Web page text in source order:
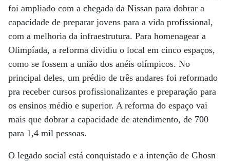
foi ampliado com a chegada da Nissan para dobrar a
capacidade de preparar jovens para a vida profissional,
com a melhoria da infraestrutura. Para homenagear a
Olimpíada, a reforma dividiu o local em cinco espaços,
como se fossem a união dos anéis olímpicos. No
principal deles, um prédio de três andares foi reformado
pra receber cursos profissionalizantes e preparação para
os ensinos médio e superior. A reforma do espaço vai
mais que dobrar a capacidade de atendimento, de 700
para 1,4 mil pessoas.
O legado social está conquistado e a intenção de Ghosn